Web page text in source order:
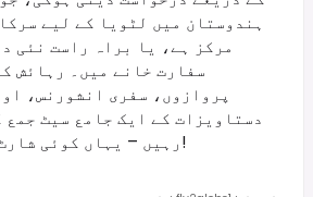
ہندوستان میں لٹویا کے لیے
مرکز ہے، یا براہ راست نئی
سفارت خانے میں۔ رہائش
پروازوں، سفری انشورنس،
دستاویزات کے ایک جامع سیٹ جمع
رہیں – یہاں کوئی شارٹ کٹ نہیں ہے، یار!